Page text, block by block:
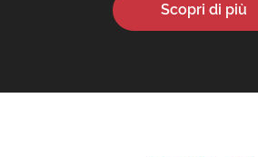
Scopri di più